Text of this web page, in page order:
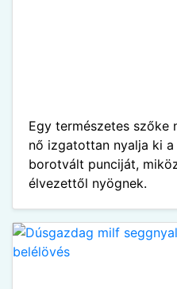
Egy természetes szőke
nő izgatottan nyalja ki
borotvált punciját,
élvezettől nyögnek.